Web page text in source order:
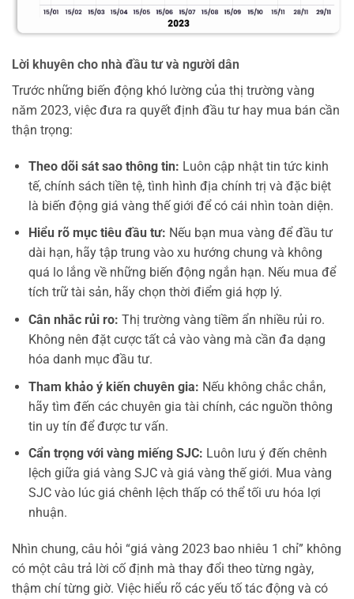
Lời khuyên cho nhà đầu tư và người dân
Trước những biến động khó lường của thị trường vàng
năm 2023, việc đưa ra quyết định đầu tư hay mua bán cần
thận trọng:
Theo dõi sát sao thông tin: Luôn cập nhật tin tức kinh
tế, chính sách tiền tệ, tình hình địa chính trị và đặc biệt
là biến động giá vàng thế giới để có cái nhìn toàn diện.
Hiểu rõ mục tiêu đầu tư: Nếu bạn mua vàng để đầu tư
dài hạn, hãy tập trung vào xu hướng chung và không
quá lo lắng về những biến động ngắn hạn. Nếu mua để
tích trữ tài sản, hãy chọn thời điểm giá hợp lý.
Cân nhắc rủi ro: Thị trường vàng tiềm ẩn nhiều rủi ro.
Không nên đặt cược tất cả vào vàng mà cần đa dạng
hóa danh mục đầu tư.
Tham khảo ý kiến chuyên gia: Nếu không chắc chắn,
hãy tìm đến các chuyên gia tài chính, các nguồn thông
tin uy tín để được tư vấn.
Cẩn trọng với vàng miếng SJC: Luôn lưu ý đến chênh
lệch giữa giá vàng SJC và giá vàng thế giới. Mua vàng
SJC vào lúc giá chênh lệch thấp có thể tối ưu hóa lợi
nhuận.
Nhìn chung, câu hỏi “giá vàng 2023 bao nhiêu 1 chỉ” không
có một câu trả lời cố định mà thay đổi theo từng ngày,
thậm chí từng giờ. Việc hiểu rõ các yếu tố tác động và có